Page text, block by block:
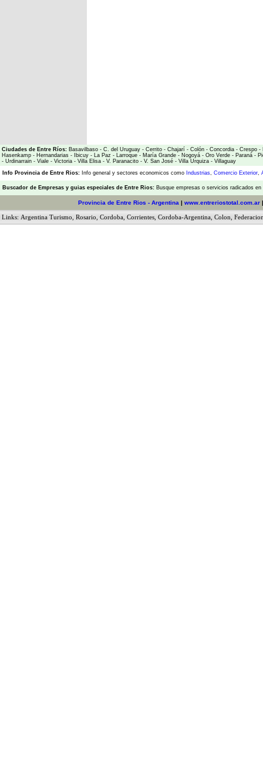
Ciudades de Entre Ríos: Basavilbaso - C. del Uruguay - Cerrito - Chajarí - Colón - Concordia - Crespo -
Hasenkamp - Hernandarias - Ibicuy - La Paz - Larroque - María Grande - Nogoyá - Oro Verde - Paraná -
- Urdinarrain - Viale - Victoria - Villa Elisa - V. Paranacito - V. San José - Villa Urquiza - Villaguay
Info Provincia de Entre Rios: Info general y sectores economicos como Industrias, Comercio Exterior,
Buscador de Empresas y guias especiales de Entre Rios: Busque empresas o servicios radicados
Provincia de Entre Rios - Argentina | www.entreriostotal.com.ar
Links: Argentina Turismo Rosario Cordoba Corrientes Cordoba-Argentina Colon